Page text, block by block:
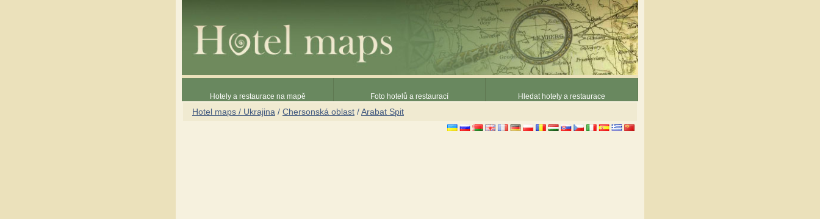
Hotely a restaurace na mapě Foto hotelů a restaurací Hledat hotely a restaurace
Hotel maps / Ukrajina / Chersonská oblast /Arabat Spit